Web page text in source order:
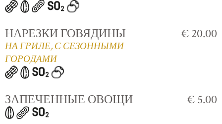
НАРЕЗКИ ГОВЯДИНЫ
НА ГРИЛЕ, С СЕЗОННЫМИ
ГОРОДАМИ
€ 20.00
ЗАПЕЧЕННЫЕ ОВОЩИ € 5.00